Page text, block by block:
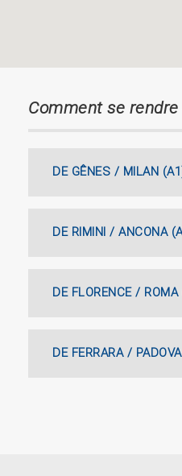
Comment se
DE GÊNES / MILAN
DE RIMINI / ANCONA
DE FLORENCE /
DE FERRARA /